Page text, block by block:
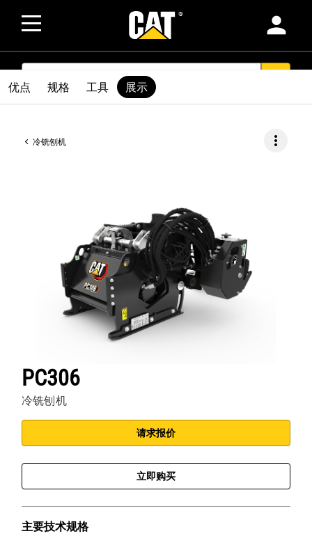
person
SEARCH
冷铣刨机 more_vert
PC306
冷铣刨机
请求报价
立即购买
主要技术规格
优点 规格 工具 展示